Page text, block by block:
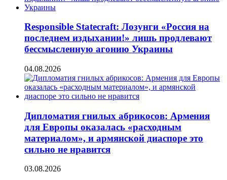
Responsible Statecraft: Лозунги «Россия на
последнем издыхании!» лишь продлевают
бессмысленную агонию Украины
04.08.2026
Дипломатия гнилых абрикосов: Армения
для Европы оказалась «расходным
материалом», и армянской диаспоре это
сильно не нравится
03.08.2026